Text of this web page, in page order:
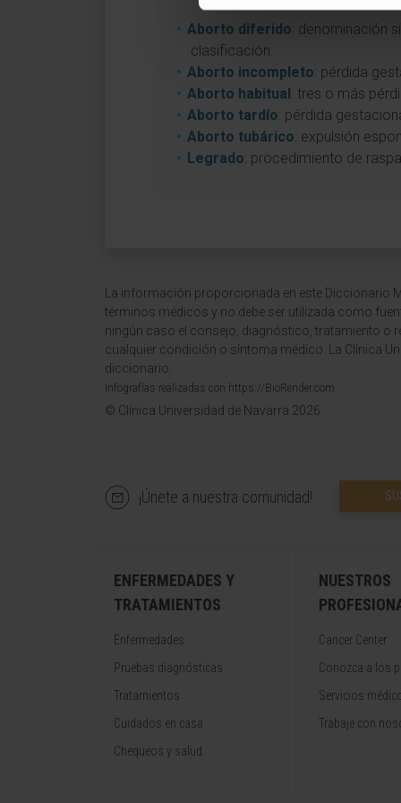
Aborto diferido: denominación
clasificación.
Aborto incompleto: pérdida
Aborto habitual: tres o más
Aborto tardío: pérdida
Aborto tubárico: expulsión
Legrado: procedimiento de
La información proporcionada en este Diccionario
términos médicos y no debe ser utilizada como
ningún caso el consejo, diagnóstico, tratamiento o
cualquier condición o síntoma médico. La Clínica
diccionario.
Infografías realizadas con https://BioRender.com
© Clínica Universidad de Navarra 2026
¡Únete a nuestra comunidad!
ENFERMEDADES Y
TRATAMIENTOS
Enfermedades
Pruebas diagnósticas
Tratamientos
Cuidados en casa
Chequeos y salud
NUESTROS
Cancer Center
Conozca a los
Servicios
Trabaje con